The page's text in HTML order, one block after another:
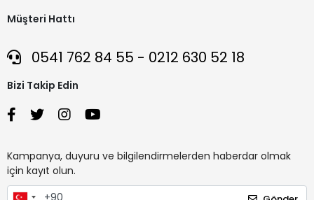
Müşteri Hattı
0541 762 84 55 - 0212 630 52 18
Bizi Takip Edin
Kampanya, duyuru ve bilgilendirmelerden haberdar olmak
için kayıt olun.